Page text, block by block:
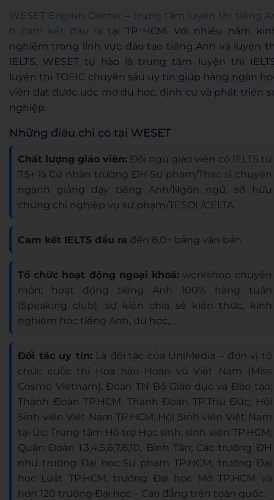
WESET English Center – trung tâm luyện thi tiếng
h cam kết đầu ra tại TP HCM. Với nhiều năm
nghiệm trong lĩnh vực đào tạo tiếng Anh và luyện
IELTS, WESET tự hào là trung tâm luyện thi
luyện thi TOEIC chuyên sâu uy tín giúp hàng ngàn
viên đạt được ước mơ du học, định cư và phát triển
nghiệp
Những điều chỉ có tại WESET
Chất lượng giáo viên: Đội ngũ giáo viên có IELTS từ
7.5+ là Cử nhân trường ĐH Sư phạm/Thạc sĩ chuyên
ngành giảng dạy tiếng Anh/Ngôn ngữ, sở hữu
chứng chỉ nghiệp vụ sư phạm/TESOL/CELTA.
Cam kết IELTS đầu ra đến 8.0+ bằng văn bản.
Tổ chức hoạt động ngoại khoá: workshop chuyên
môn; hoạt động tiếng Anh 100% hàng tuần
(Speaking club); sự kiện chia sẻ kiến thức, kinh
nghiệm học tiếng Anh, du học,…
Đối tác uy tín:Là đối tác của UniMedia – đơn vị tổ
chức cuộc thi Hoa hậu Hoàn vũ Việt Nam (Miss
Cosmo Vietnam), Đoàn TN Bộ Giáo dục và Đào tạo;
Thành Đoàn TP.HCM; Thành Đoàn TP.Thủ Đức; Hội
Sinh viên Việt Nam TP.HCM; Hội Sinh viên Việt Nam
tại Úc; Trung tâm Hỗ trợ Học sinh, sinh viên TP.HCM;
Quận Đoàn 1,3,4,5,6,7,8,10, Bình Tân; Các trường ĐH
như trường Đại học Sư phạm TP.HCM, trường Đại
học Luật TP.HCM, trường Đại học Mở TP.HCM và
hơn 120 trường Đại học – Cao đẳng trên toàn quốc.